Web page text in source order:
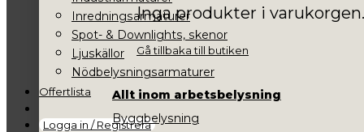
Inga produkter i varukorgen.
Gå tillbaka till butiken
Offertlista
Logga in / Registrera
Inredningsarmaturer
Spot- & Downlights, skenor
Ljuskällor
Nödbelysningsarmaturer
Allt inom arbetsbelysning
Byggbelysning